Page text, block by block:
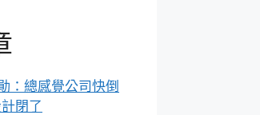
：總感覺公司快倒
閉了